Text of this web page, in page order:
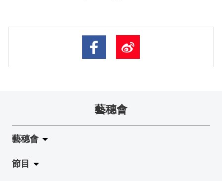
藝穗會
藝穗會
關於藝穗會
節目